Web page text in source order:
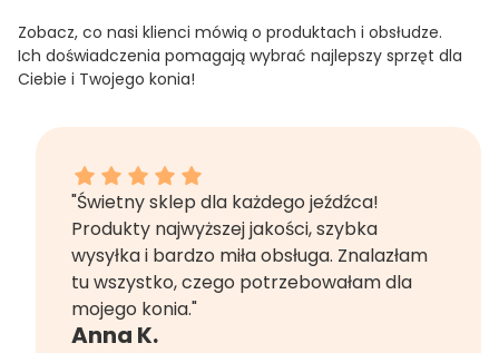
Zobacz, co nasi klienci mówią o produktach i obsłudze.
Ich doświadczenia pomagają wybrać najlepszy sprzęt dla
Ciebie i Twojego konia!
Anna K. dał ocenę: 5
"Świetny sklep dla każdego jeźdźca!
Produkty najwyższej jakości, szybka
wysyłka i bardzo miła obsługa. Znalazłam
tu wszystko, czego potrzebowałam dla
mojego konia."
Anna K.